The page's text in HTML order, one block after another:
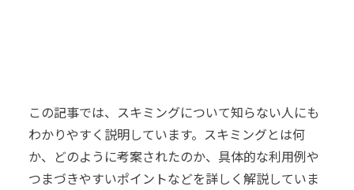
この記事では、スキミングについて知らない人にも
わかりやすく説明しています。スキミングとは何
か、どのように考案されたのか、具体的な利用例や
つまづきやすいポイントなどを詳しく解説していま